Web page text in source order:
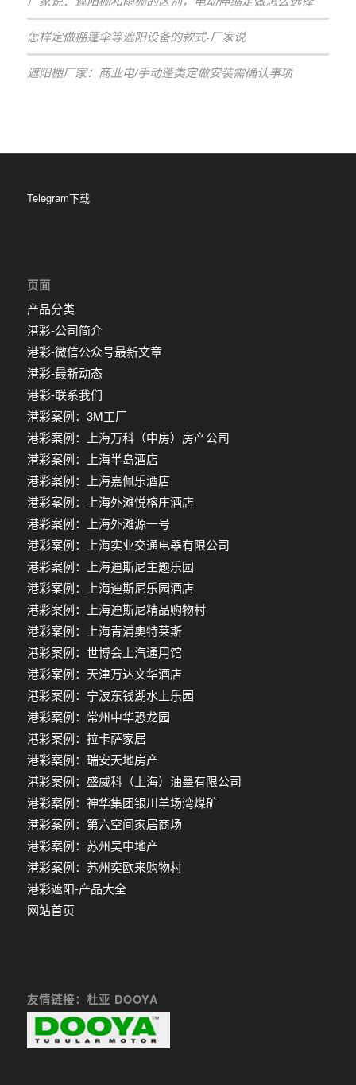
怎样定做棚蓬伞等遮阳设备的款式-厂家说
遮阳棚厂家：商业电/手动蓬类定做安装需确认事项
Telegram下载
页面
产品分类
港彩-公司简介
港彩-微信公众号最新文章
港彩-最新动态
港彩-联系我们
港彩案例：3M工厂
港彩案例：上海万科（中房）房产公司
港彩案例：上海半岛酒店
港彩案例：上海嘉佩乐酒店
港彩案例：上海外滩悦榕庄酒店
港彩案例：上海外滩源一号
港彩案例：上海实业交通电器有限公司
港彩案例：上海迪斯尼主题乐园
港彩案例：上海迪斯尼乐园酒店
港彩案例：上海迪斯尼精品购物村
港彩案例：上海青浦奥特莱斯
港彩案例：世博会上汽通用馆
港彩案例：天津万达文华酒店
港彩案例：宁波东钱湖水上乐园
港彩案例：常州中华恐龙园
港彩案例：拉卡萨家居
港彩案例：瑞安天地房产
港彩案例：盛威科（上海）油墨有限公司
港彩案例：神华集团银川羊场湾煤矿
港彩案例：第六空间家居商场
港彩案例：苏州吴中地产
港彩案例：苏州奕欧来购物村
港彩遮阳-产品大全
网站首页
友情链接：杜亚 DOOYA